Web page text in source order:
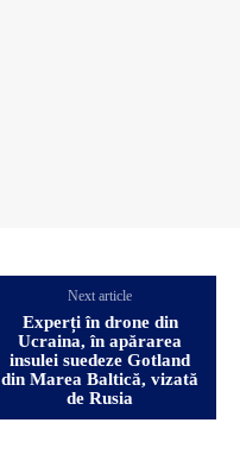
Next article
Experți în drone din
Ucraina, în apărarea
insulei suedeze Gotland
din Marea Baltică, vizată
de Rusia